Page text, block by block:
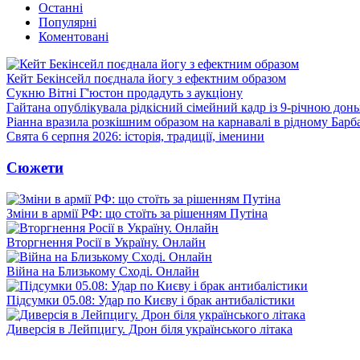
Останні
Популярні
Коментовані
Кейт Бекінсейл поєднала йогу з ефектним образом
Сукню Вітні Г'юстон продадуть з аукціону
Гайтана опублікувала рідкісний сімейний кадр із 9-річною
Ріанна вразила розкішним образом на карнавалі в рідному
Свята 6 серпня 2026: історія, традиції, іменини
Сюжети
Зміни в армії РФ: що стоїть за рішенням Путіна
Вторгнення Росії в Україну. Онлайн
Війна на Близькому Сході. Онлайн
Підсумки 05.08: Удар по Києву і брак антибалістики
Диверсія в Лейпцигу. Дрон біля українського літака